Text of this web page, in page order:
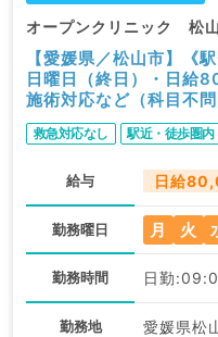
オープンクリニック 松
【愛媛県／松山市】《
日曜日（終日）・日給
施術対応など（科目不問
救急対応なし 駅近・徒歩圏内
給与 日給
勤務曜日 月 火
勤務時間 日勤
勤務地 愛媛県松